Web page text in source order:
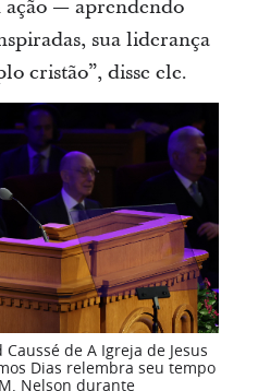
ação — aprendendo
sua liderança
cristão”, disse ele.
de A Igreja de Jesus
Dias relembra seu tempo
Nelson durante